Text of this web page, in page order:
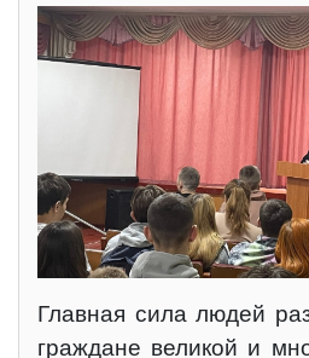
Главная сила людей
граждане великой и